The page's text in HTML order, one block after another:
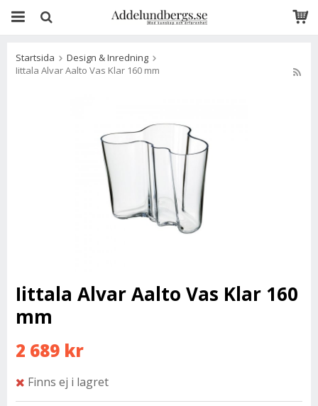
Startsida
Design & Inredning
Iittala Alvar Aalto Vas Klar 160 mm
Iittala Alvar Aalto Vas Klar 160
mm
2 689 kr
Finns ej i lagret